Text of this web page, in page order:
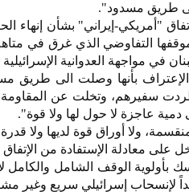
طريق مسدود".
"أمريكي-إيراني" بشأن إنهاء
التفاوضي الذي غرق في
في مواجهة العدوانية
بأنها وصلت الى طريق
سفيرهم، وتخلت عن
عاجزة لا حول لها ولا قوة".
ولا أوراق قوة لديها ولا
معادلة الإستفادة من الإتفاق
بأولوية الوقف الشامل والكامل
لإنسحاب إسرائيلي سريع وغير